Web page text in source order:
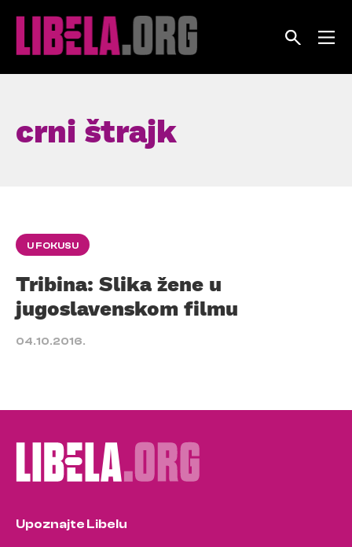
crni štrajk
U FOKUSU
Tribina: Slika žene u
jugoslavenskom filmu
04.10.2016.
Upoznajte Libelu